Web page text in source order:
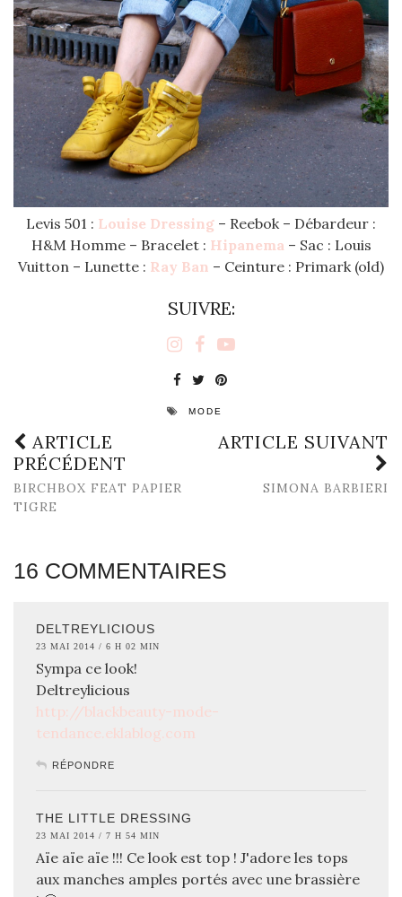
Levis 501 : Louise Dressing – Reebok – Débardeur :
H&M Homme – Bracelet : Hipanema – Sac : Louis
Vuitton – Lunette : Ray Ban – Ceinture : Primark (old)
SUIVRE:
MODE
ARTICLE
PRÉCÉDENT
BIRCHBOX FEAT PAPIER
TIGRE
ARTICLE SUIVANT
SIMONA BARBIERI
16 COMMENTAIRES
DELTREYLICIOUS
23 MAI 2014 / 6 H 02 MIN
Sympa ce look!
Deltreylicious
http://blackbeauty-mode-
tendance.eklablog.com
RÉPONDRE
THE LITTLE DRESSING
23 MAI 2014 / 7 H 54 MIN
Aïe aïe aïe !!! Ce look est top ! J'adore les tops
aux manches amples portés avec une brassière